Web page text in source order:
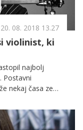
20. 08. 2018 13.27
violinist, ki
najbolj
Postavni
nekaj časa zelo
oči!